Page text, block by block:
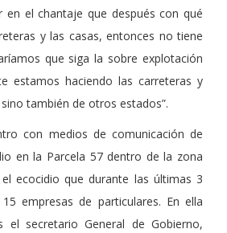
en el chantaje que después con qué
y las casas, entonces no tiene
que siga la sobre explotación
estamos haciendo las carreteras y
también de otros estados”.
con medios de comunicación de
en la Parcela 57 dentro de la zona
ecocidio que durante las últimas 3
empresas de particulares. En ella
el secretario General de Gobierno,